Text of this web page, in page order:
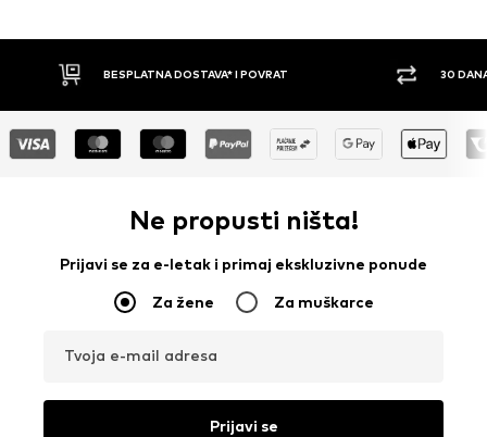
30 DANA PRAVO NA POVRAT
Ne propusti ništa!
Prijavi se za e-letak i primaj ekskluzivne ponude
Za žene Za muškarce
Tvoja e-mail adresa
Prijavi se